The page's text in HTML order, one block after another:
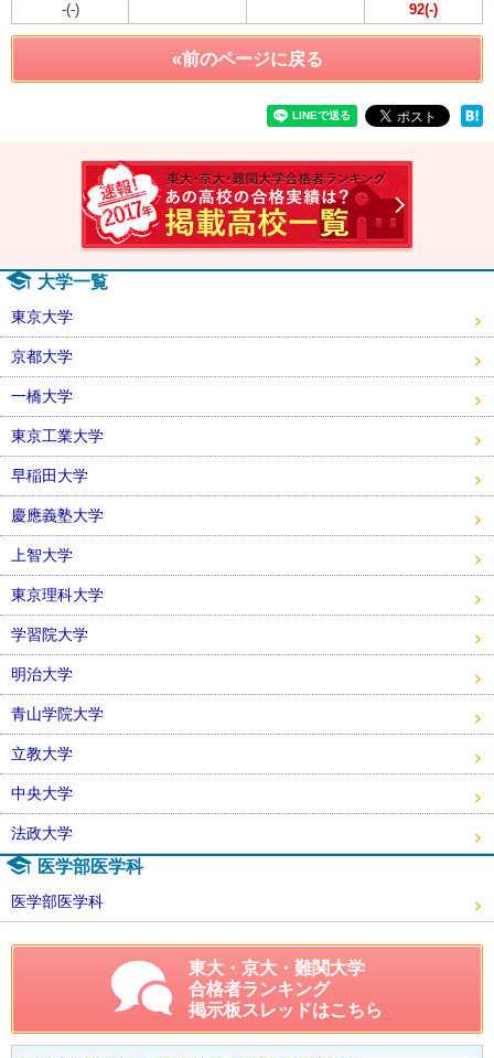
-(-)
92(-)
«前のページに戻る
大学一覧
東京大学
京都大学
一橋大学
東京工業大学
早稲田大学
慶應義塾大学
上智大学
東京理科大学
学習院大学
明治大学
青山学院大学
立教大学
中央大学
法政大学
医学部医学科
医学部医学科
東大・京大・難関大学
合格者ランキング
掲示板スレッドはこちら